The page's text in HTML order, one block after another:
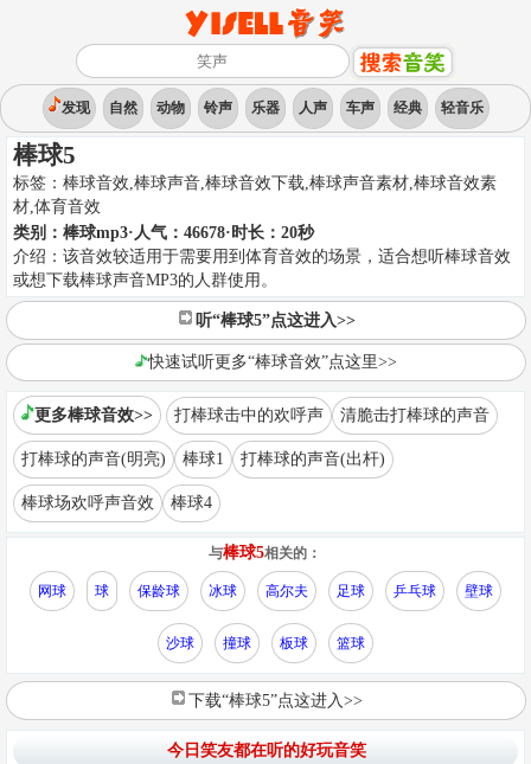
发现 自然 动物 铃声 乐器 人声 车声 经典 轻音乐
棒球5
标签： 棒球音效,棒球声音,棒球音效下载,棒球声音素材,棒球音效素
材,体育音效
类别： 棒球mp3·人气：46678·时长： 20秒
介绍： 该音效较适用于需要用到体育音效的场景，适合想听棒球音效
或想下载棒球声音MP3的人群使用。
听“棒球5”点这进入>>
快速试听更多“棒球音效”点这里>>
更多棒球音效>> 打棒球击中的欢呼声 清脆击打棒球的声音
打棒球的声音(明亮) 棒球1 打棒球的声音(出杆)
棒球场欢呼声音效 棒球4
与棒球5相关的：
网球 球 保龄球 冰球 高尔夫 足球 乒乓球 壁球
沙球 撞球 板球 篮球
下载“棒球5”点这进入>>
今日笑友都在听的好玩音笑